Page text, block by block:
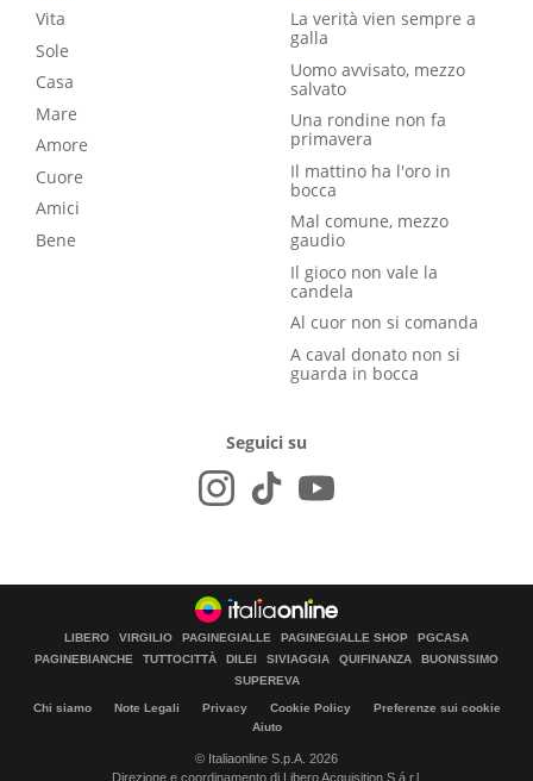
Vita
Sole
Casa
Mare
Amore
Cuore
Amici
Bene
La verità vien sempre a
galla
Uomo avvisato, mezzo
salvato
Una rondine non fa
primavera
Il mattino ha l'oro in
bocca
Mal comune, mezzo
gaudio
Il gioco non vale la
candela
Al cuor non si comanda
A caval donato non si
guarda in bocca
Seguici su
LIBERO VIRGILIO PAGINEGIALLE PAGINEGIALLE SHOP
PGCASA
PAGINEBIANCHE
TUTTOCITTÀ DILEI SIVIAGGIA QUIFINANZA
BUONISSIMO
SUPEREVA
Chi siamo Note Legali Privacy Cookie Policy
Preferenze sui cookie
Aiuto
© Italiaonline S.p.A. 2026
Direzione e coordinamento di Libero Acquisition S.á r.l.